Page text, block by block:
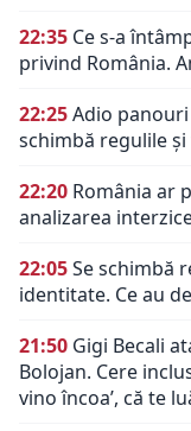
22:35 Ce s-a
privind România.
22:25Adio
schimbă regulile
22:20 România ar
analizarea
22:05Se schimbă
identitate. Ce au
21:50 Gigi Becali
Bolojan. Cere
vino încoa’, că te